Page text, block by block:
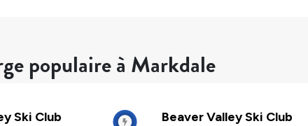
populaire à Markdale
Ski Club Beaver Valley Ski Club